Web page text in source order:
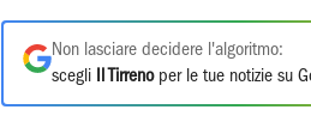
Non lasciare decidere l'algoritmo:
scegli
Il Tirrenoper le tue notizie su